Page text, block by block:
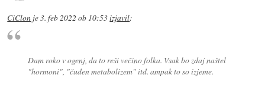
CiClon je3. feb 2022 ob 10:53izjavil:
Dam roko v ogenj, da to reši večino folka. Vsak bo zdaj naštel
"hormoni", "čuden metabolizem" itd. ampak to so izjeme.